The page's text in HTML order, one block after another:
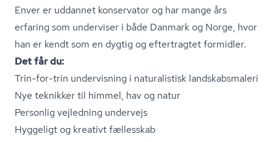
Enver er uddannet konservator og har mange års
erfaring som underviser i både Danmark og Norge, hvor
han er kendt som en dygtig og eftertragtet formidler.
Det får du:
Trin-for-trin undervisning i naturalistisk land­skabs­ma­le­ri
Nye teknikker til himmel, hav og natur
Personlig vejledning undervejs
Hyggeligt og kreativt fællesskab